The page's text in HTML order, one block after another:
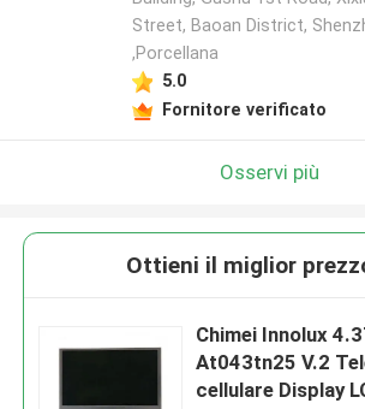
Street, Baoan District,
,Porcellana
5.0
Fornitore verificato
Osservi più
Ottieni il miglior
Chimei Innolux
At043tn25 V.2
cellulare Display